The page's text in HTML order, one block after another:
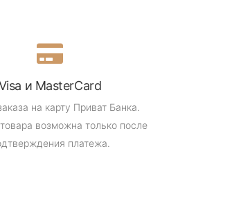
и MasterCard
на карту Приват Банка.
возможна только после
платежа.